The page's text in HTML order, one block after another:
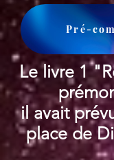
Pré-
Le livre 1
il avait
place de